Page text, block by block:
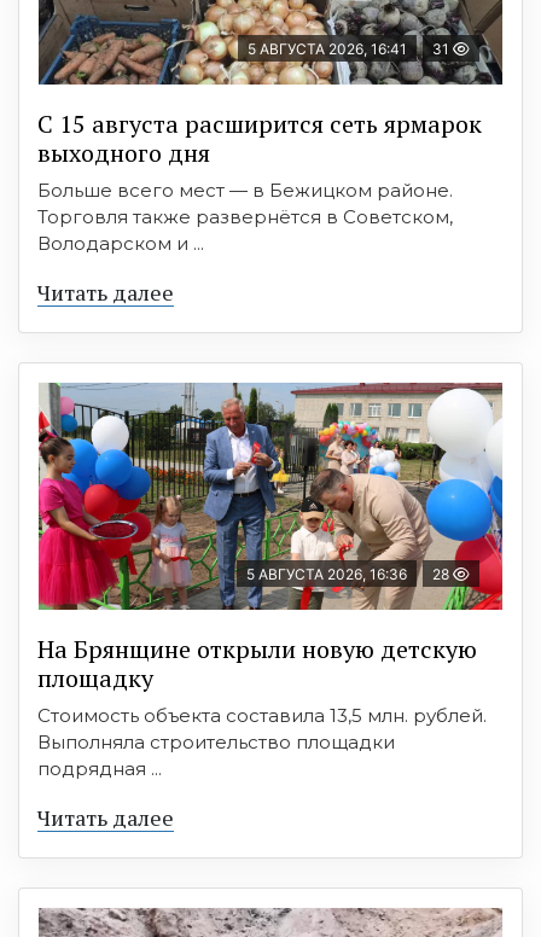
5 АВГУСТА 2026, 16:41 31
С 15 августа расширится сеть ярмарок
выходного дня
Больше всего мест — в Бежицком районе.
Торговля также развернётся в Советском,
Володарском и ...
Читать далее
5 АВГУСТА 2026, 16:36 28
На Брянщине открыли новую детскую
площадку
Стоимость объекта составила 13,5 млн. рублей.
Выполняла строительство площадки
подрядная ...
Читать далее